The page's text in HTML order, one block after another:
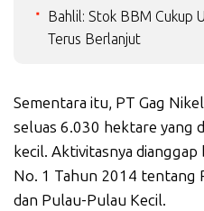
Bahlil: Stok BBM Cukup
Terus Berlanjut
Sementara itu, PT Gag
seluas 6.030 hektare yang
kecil. Aktivitasnya
No. 1 Tahun 2014 tentang
dan Pulau-Pulau Kecil.